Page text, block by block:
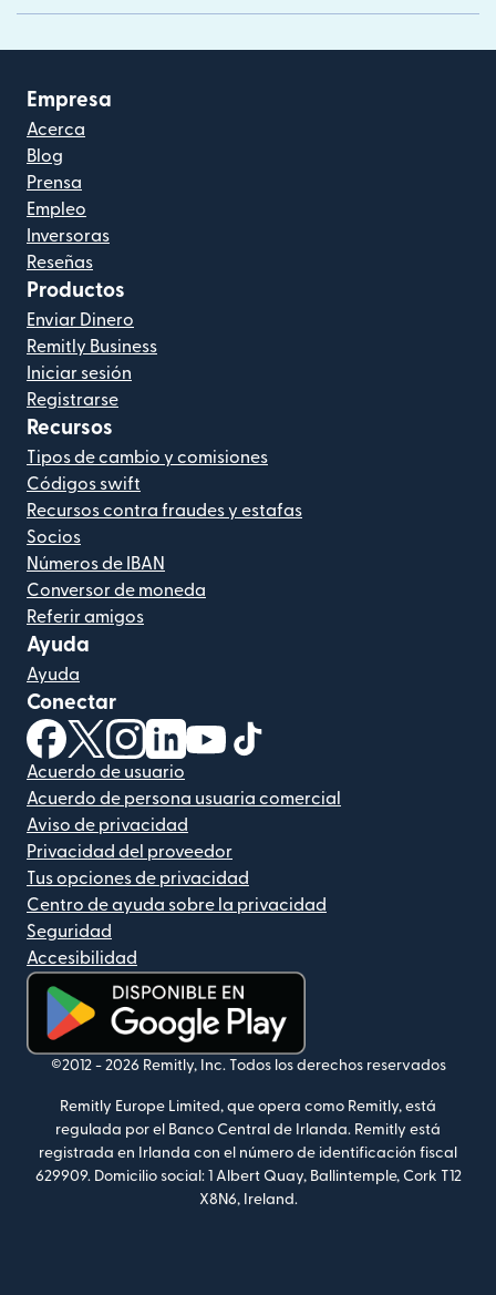
Empresa
Acerca
Blog
Prensa
Empleo
Inversoras
Reseñas
Productos
Enviar Dinero
Remitly Business
Iniciar sesión
Registrarse
Recursos
Tipos de cambio y comisiones
Códigos swift
Recursos contra fraudes y estafas
Socios
Números de IBAN
Conversor de moneda
Referir amigos
Ayuda
Ayuda
Conectar
(se abre en una ventana nueva)
(se abre en una ventana nueva)
(se abre en una ventana nueva)
(se abre en una ventana nueva)
(se abre en una ventana nueva)
Acuerdo de usuario
Acuerdo de persona usuaria comercial
Aviso de privacidad
Privacidad del proveedor
Tus opciones de privacidad
Centro de ayuda sobre la privacidad
Seguridad
Accesibilidad
(se abre en una ventana nueva)
©2012 - 2026 Remitly, Inc. Todos los derechos reservados
Remitly Europe Limited, que opera como Remitly, está
regulada por el Banco Central de Irlanda. Remitly está
registrada en Irlanda con el número de identificación fiscal
629909. Domicilio social: 1 Albert Quay, Ballintemple, Cork T12
X8N6, Ireland.